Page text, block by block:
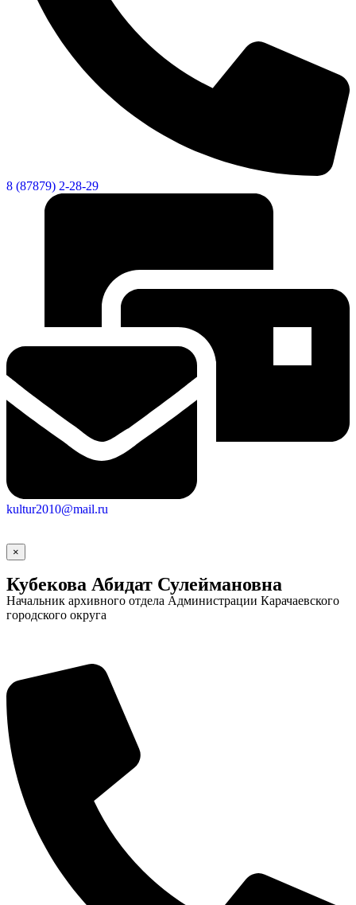
Новости Документы
Контакты
Газета "Минги Тау"
Культурный
Социальные
видеоролики
8 (87879) 2-28-29
kultur2010@mail.ru
×
Кубекова Абидат Сулеймановна
Начальник архивного отдела Администрации Карачаевского
городского округа